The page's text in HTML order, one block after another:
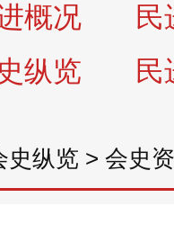
概况
民
纵览 民
史纵览 > 会史